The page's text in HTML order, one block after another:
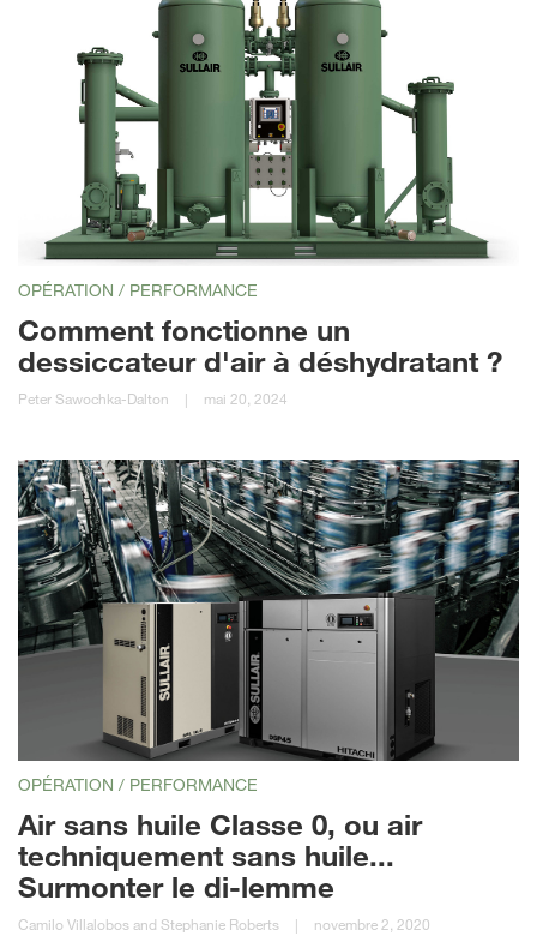
OPÉRATION / PERFORMANCE
Comment fonctionne un
dessiccateur d'air à déshydratant ?
Peter Sawochka-Dalton | mai 20, 2024
OPÉRATION / PERFORMANCE
Air sans huile Classe 0, ou air
techniquement sans huile...
Surmonter le di-lemme
Camilo Villalobos and Stephanie Roberts | novembre 2, 2020